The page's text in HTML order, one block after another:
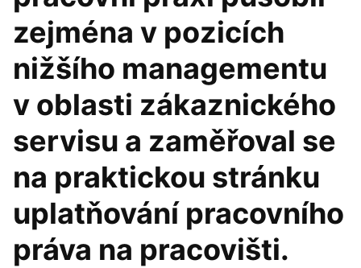
zejména v pozicích
nižšího managementu
v oblasti zákaznického
servisu a zaměřoval se
na praktickou stránku
uplatňování pracovního
práva na pracovišti.